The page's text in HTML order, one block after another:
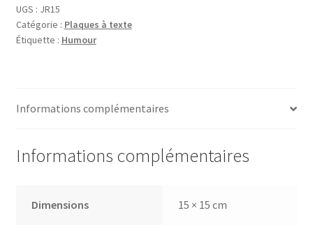
suis
responsable
UGS : JR15
Catégorie : Plaques à texte
Étiquette : Humour
Informations complémentaires
Informations complémentaires
Dimensions 15 × 15 cm